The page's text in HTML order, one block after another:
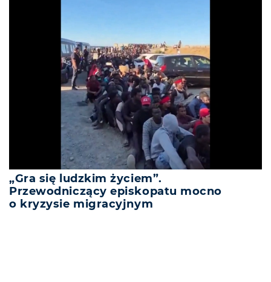
„Gra się ludzkim życiem”.
Przewodniczący episkopatu mocno
o kryzysie migracyjnym